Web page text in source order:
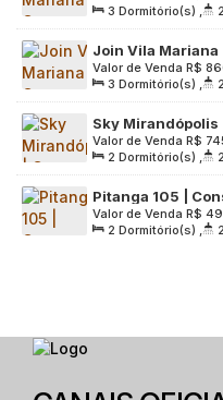
varanda | 01 vaga
Rocha, 250, Zona
São Paulo, Brasil
3 Dormitório(s) , 2
Sala(s) , 1 Suíte(s) ,
2401 .00m²
Join Vila Mariana
Construção | 69
varanda | 01 vaga
R$
Valor de Venda
Rocha, 250, Zona
São Paulo, Brasil
3 Dormitório(s) , 2
Sala(s) , 1 Suíte(s) ,
2401 .00m²
Sky Mirandópolis
Construção | 58
varanda | 01 vaga
R$
Valor de Venda
04048-000,
2 Dormitório(s) , 2
Sala(s) , 1 Suíte(s) ,
901.00m²
Pitanga 105 |
Metros | 02
Vaga
R$
Valor de Venda
Sul, 04052-020,
2 Dormitório(s) , 2